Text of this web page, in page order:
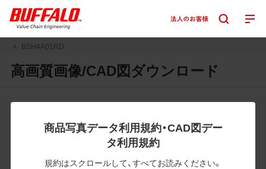
BSH4A01RD
高画質画像/CAD図ダウンロード
商品写真データ利用規約・CAD図デー
タ利用規約
規約はスクロールして、すべてお読みください。
すと圧縮ファイルのダウンロードが始まります。
JPEG・EPSファイルにはパスが設定されています。画像編集
の際に便利です。PNG画像は原則として背景を透過したもの
を提供しています。